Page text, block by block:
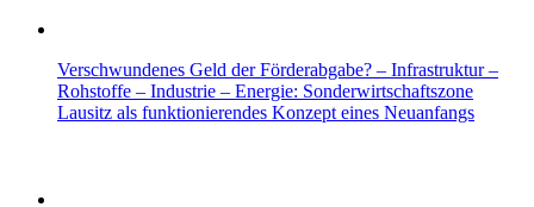
Verschwundenes Geld der Förderabgabe? – Infrastruktur –
Rohstoffe – Industrie – Energie: Sonderwirtschaftszone
Lausitz als funktionierendes Konzept eines Neuanfangs